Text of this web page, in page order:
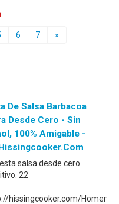
6 7 »
De Salsa Barbacoa
Desde Cero - Sin
100% Amigable -
salsa desde cero
22
hissingcooker.com/